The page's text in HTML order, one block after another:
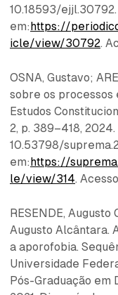
10.18593/
em:https://
icle/view/30792.
OSNA, Gustavo;
sobre os processos
Estudos
2, p. 389–418, 2024.
10.53798/
em:https://
le/view/314.
RESENDE,
Augusto Alcântara.
a aporofobia.
Universidade
Pós-Graduação em